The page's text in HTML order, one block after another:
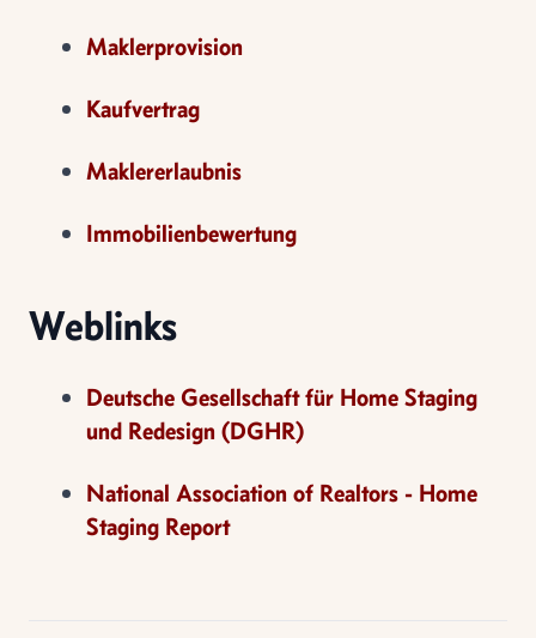
Maklerprovision
Kaufvertrag
Maklererlaubnis
Immobilienbewertung
Weblinks
Deutsche Gesellschaft für Home Staging
und Redesign (DGHR)
National Association of Realtors - Home
Staging Report